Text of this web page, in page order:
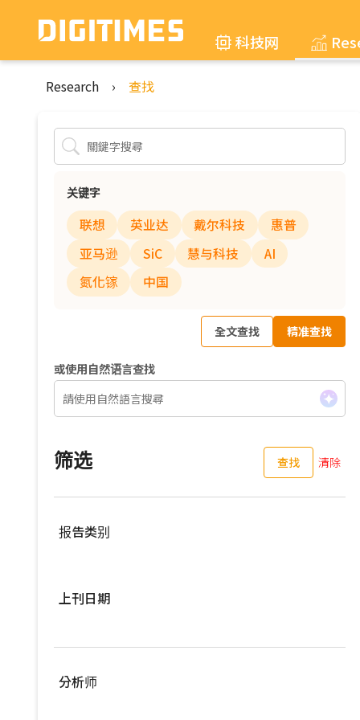
科技网
Research › 查找
关键字
联想 英业达 戴尔科技
惠普
亚马逊
SiC 慧与科技
AI
氮化镓
中国
全文查找 精准查找
或使用自然语言查找
筛选 查找 清除
报告类别
亚洲供应链
宽频与无线
上刊日期
分析师